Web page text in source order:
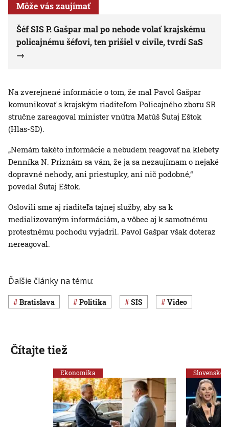
Môže vás zaujímať
Šéf SIS P. Gašpar mal po nehode volať krajskému
policajnému šéfovi, ten prišiel v civile, tvrdí SaS
Na zverejnené informácie o tom, že mal Pavol Gašpar
komunikovať s krajským riaditeľom Policajného zboru SR
stručne zareagoval minister vnútra Matúš Šutaj Eštok
(Hlas-SD).
„Nemám takéto informácie a nebudem reagovať na klebety
Denníka N. Priznám sa vám, že ja sa nezaujímam o nejaké
dopravné nehody, ani priestupky, ani nič podobné,“
povedal Šutaj Eštok.
Oslovili sme aj riaditeľa tajnej služby, aby sa k
medializovaným informáciám, a vôbec aj k samotnému
protestnému pochodu vyjadril. Pavol Gašpar však doteraz
nereagoval.
Ďalšie články na tému:
Bratislava Politika SIS Video
Čítajte tiež
Ekonomika Slovensko